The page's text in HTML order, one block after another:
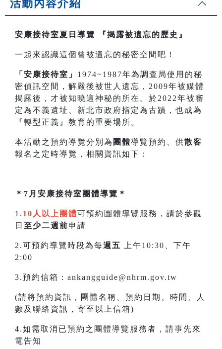
活動內容介紹
安康接待室夏日導覽 『揭露被遺忘的歷史』
一起來認識這個曾被遺忘的秘密空間吧！
「安康接待室」 1974~1987年為調查局使用的秘
密偵訊空間，解嚴後被世人遺忘，2009年被媒體
揭露後，才被知曉這神秘的所在。於2022年被審
定為不義遺址、新北市政府指定為古蹟，也成為
『轉型正義』教育的重要場所。
本活動之預約導覽分別為 團體導覽預約、供散客
報名之定時導覽，相關資訊如下：
＊7月安康接待室團體導覽＊
1. 10人以上團體可預約團體導覽服務，請於參觀
日 至少二週前申請
2.可預約導覽時段為每週五
上午10:30、下午
2:00
3.預約信箱：ankangguide@nhrm.gov.tw
(請將預約資訊，團體名稱、預約日期、時間、人
數及聯絡資訊，寄至以上信箱)
4.如需取消已預約之團體導覽服務者，請事先來
電告知